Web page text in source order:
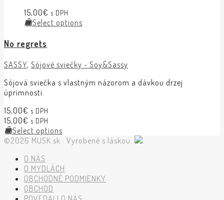
15,00€ s DPH
Select options
No regrets
SASSY, Sójové sviečky - Soy&Sassy
Sójová sviečka s vlastným názorom a dávkou drzej
úprimnosti.
15,00€ s DPH
15,00€ s DPH
Select options
©2026 MUSK.sk · Vyrobené s láskou.
O NÁS
O MYDLÁCH
OBCHODNÉ PODMIENKY
OBCHOD